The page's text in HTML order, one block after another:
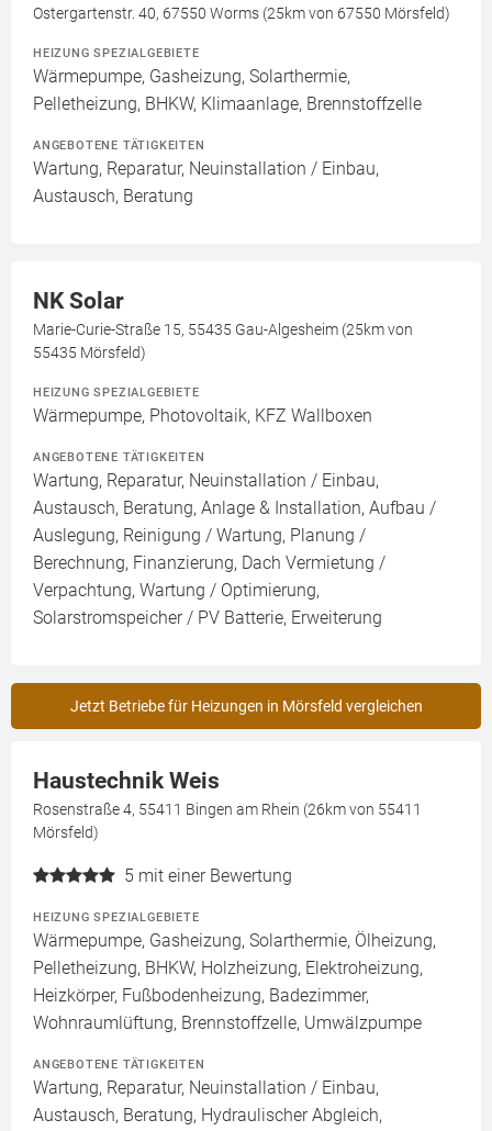
Ostergartenstr. 40, 67550 Worms (25km von 67550 Mörsfeld)
HEIZUNG SPEZIALGEBIETE
Wärmepumpe, Gasheizung, Solarthermie,
Pelletheizung, BHKW, Klimaanlage, Brennstoffzelle
ANGEBOTENE TÄTIGKEITEN
Wartung, Reparatur, Neuinstallation / Einbau,
Austausch, Beratung
NK Solar
Marie-Curie-Straße 15, 55435 Gau-Algesheim (25km von
55435 Mörsfeld)
HEIZUNG SPEZIALGEBIETE
Wärmepumpe, Photovoltaik, KFZ Wallboxen
ANGEBOTENE TÄTIGKEITEN
Wartung, Reparatur, Neuinstallation / Einbau,
Austausch, Beratung, Anlage & Installation, Aufbau /
Auslegung, Reinigung / Wartung, Planung /
Berechnung, Finanzierung, Dach Vermietung /
Verpachtung, Wartung / Optimierung,
Solarstromspeicher / PV Batterie, Erweiterung
Jetzt Betriebe für Heizungen in Mörsfeld vergleichen
Haustechnik Weis
Rosenstraße 4, 55411 Bingen am Rhein (26km von 55411
Mörsfeld)
5 mit einer Bewertung
HEIZUNG SPEZIALGEBIETE
Wärmepumpe, Gasheizung, Solarthermie, Ölheizung,
Pelletheizung, BHKW, Holzheizung, Elektroheizung,
Heizkörper, Fußbodenheizung, Badezimmer,
Wohnraumlüftung, Brennstoffzelle, Umwälzpumpe
ANGEBOTENE TÄTIGKEITEN
Wartung, Reparatur, Neuinstallation / Einbau,
Austausch, Beratung, Hydraulischer Abgleich,